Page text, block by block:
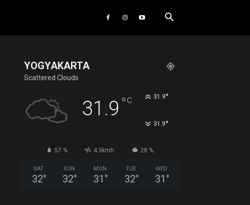
YOGYAKARTA
Scattered Clouds
31.9 °C 31.9°
31.9°
57 % 4.3kmh 28 %
SAT
32°
SUN
32°
MON
31 °
TUE
32°
WED
31 °